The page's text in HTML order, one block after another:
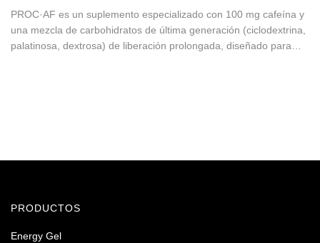
PROC·AF es un suplemento especializado con 100 mg cafeína y
una mezcla de carbohidratos de última generación (ciclodextrina,
palatinosa, dextrosa) de liberación prolongada, diseñado para…
PRODUCTOS
Energy Gel